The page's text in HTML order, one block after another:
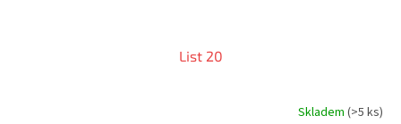
List 20
Skladem (>5 ks)